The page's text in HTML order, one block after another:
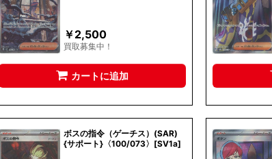
￥2,500
買取募集中！
カートに追加
ボスの指令（ゲーチス）(SAR)
{サポート}〈100/073〉[SV1a]